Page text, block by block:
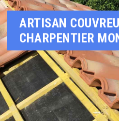
ARTISAN
CHARPENTIER